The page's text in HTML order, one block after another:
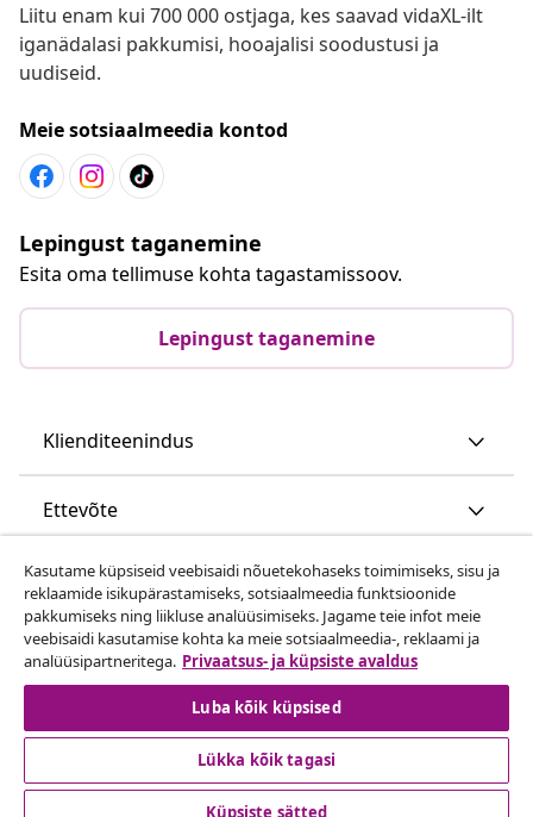
Liitu enam kui 700 000 ostjaga, kes saavad vidaXL-ilt
iganädalasi pakkumisi, hooajalisi soodustusi ja
uudiseid.
Meie sotsiaalmeedia kontod
Lepingust taganemine
Esita oma tellimuse kohta tagastamissoov.
Lepingust taganemine
Klienditeenindus
Ettevõte
vidaXL
Vaata rohkem
Kasutame küpsiseid veebisaidi nõuetekohaseks toimimiseks, sisu ja
reklaamide isikupärastamiseks, sotsiaalmeedia funktsioonide
pakkumiseks ning liikluse analüüsimiseks. Jagame teie infot meie
veebisaidi kasutamise kohta ka meie sotsiaalmeedia-, reklaami ja
analüüsipartneritega. Privaatsus- ja küpsiste avaldus
Luba kõik küpsised
Lükka kõik tagasi
Küpsiste sätted